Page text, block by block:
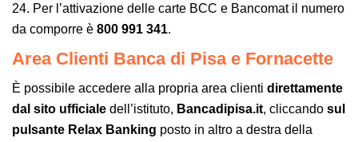
24. Per l’attivazione delle carte BCC e Bancomat il numero
da comporre è 800 991 341.
Area Clienti Banca di Pisa e Fornacette
È possibile accedere alla propria area clienti direttamente
dal sito ufficiale dell’istituto, Bancadipisa.it, cliccando sul
pulsante Relax Banking posto in altro a destra della